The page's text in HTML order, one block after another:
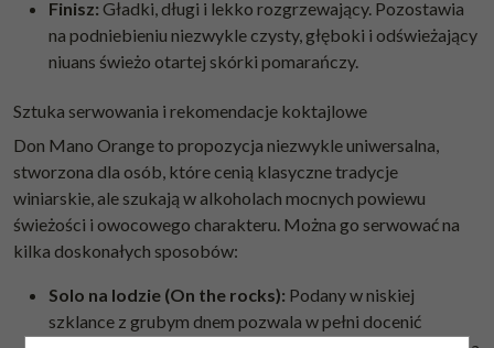
Finisz: Gładki, długi i lekko rozgrzewający. Pozostawia
na podniebieniu niezwykle czysty, głęboki i odświeżający
niuans świeżo otartej skórki pomarańczy.
Sztuka serwowania i rekomendacje koktajlowe
Don Mano Orange to propozycja niezwykle uniwersalna,
stworzona dla osób, które cenią klasyczne tradycje
winiarskie, ale szukają w alkoholach mocnych powiewu
świeżości i owocowego charakteru. Można go serwować na
kilka doskonałych sposobów:
Solo na lodzie (On the rocks): Podany w niskiej
szklance z grubym dnem pozwala w pełni docenić